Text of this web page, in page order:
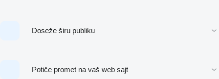
Doseže širu publiku
Potiče promet na vaš web sajt